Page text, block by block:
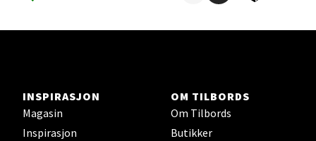
INSPIRASJON
Magasin
Inspirasjon
OM TILBORDS
Om Tilbords
Butikker
Åpent i dag 10-19
0 i butikk